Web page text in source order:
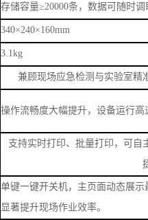
存储容量≥20000条，数据可随时
340×240×160mm
3.1kg
兼顾现场应急检测与实验室精
操作流畅度大幅提升，设备运行
支持实时打印、批量打印，可自
单键一键开关机，主页面动态展
显著提升现场作业效率。